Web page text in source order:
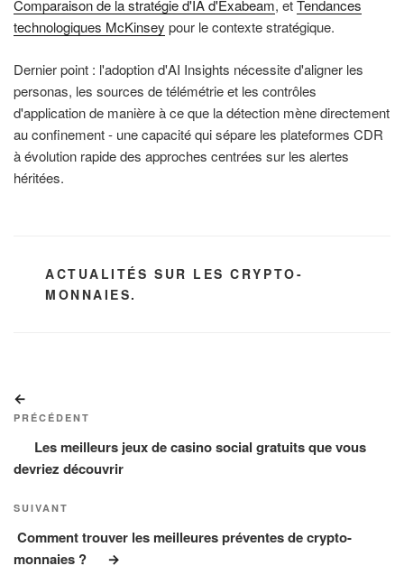
Comparaison de la stratégie d'IA d'Exabeam, etTendances
technologiques McKinsey pour le contexte stratégique.
Dernier point : l'adoption d'AI Insights nécessite d'aligner les
personas, les sources de télémétrie et les contrôles
d'application de manière à ce que la détection mène directement
au confinement - une capacité qui sépare les plateformes CDR
à évolution rapide des approches centrées sur les alertes
héritées.
CATÉGORIES
ACTUALITÉS SUR LES CRYPTO-
MONNAIES.
de
l’article
précédent
PRÉCÉDENT
Les meilleurs jeux de casino social gratuits que vous
devriez découvrir
Article
suivant
SUIVANT
Comment trouver les meilleures préventes de crypto-
monnaies ?